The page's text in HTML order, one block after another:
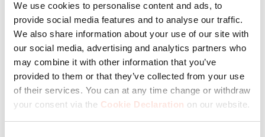
We use cookies to personalise content and ads, to
provide social media features and to analyse our traffic.
We also share information about your use of our site with
our social media, advertising and analytics partners who
may combine it with other information that you’ve
provided to them or that they’ve collected from your use
of their services. You can at any time change or withdraw
your consent via the Cookie Declaration on our website.
altijd beter kan. Nieuwsgierig als we zijn, zoeken we
steeds naar nieuwe kansen en mogelijkheden. Niet
afwachten, gewoon dóén. Alleen dan blijven we
voorop lopen.
Positief